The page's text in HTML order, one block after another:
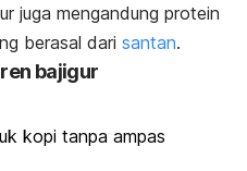
juga mengandung protein
berasal dari santan.
bajigur
kopi tanpa ampas